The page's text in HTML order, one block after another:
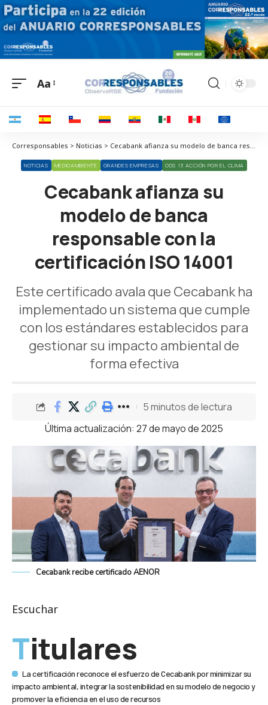
Aa
Corresponsables > Noticias > Cecabank afianza su modelo de banca responsable con la certificación ISO 14001
NOTICIAS MEDIOAMBIENTE GRANDES EMPRESAS ODS 13 ACCIÓN POR EL CLIMA
Cecabank afianza su
modelo de banca
responsable con la
certificación ISO 14001
Este certificado avala que Cecabank ha
implementado un sistema que cumple
con los estándares establecidos para
gestionar su impacto ambiental de
forma efectiva
Última actualización: 27 de mayo de 2025
5 minutos de lectura
Cecabank recibe certificado AENOR
Escuchar
Titulares
La certificación reconoce el esfuerzo de Cecabank por minimizar su
impacto ambiental, integrar la sostenibilidad en su modelo de negocio y
promover la eficiencia en el uso de recursos